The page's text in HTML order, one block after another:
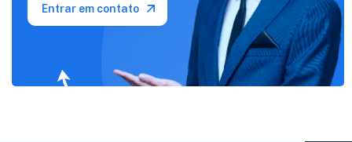
Entrar em contato